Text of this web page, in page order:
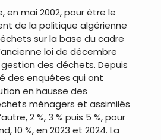
en mai 2002, pour être le
de la politique algérienne
sur la base du cadre
loi de décembre
gestion des déchets. Depuis
des enquêtes qui ont
en hausse des
ménagers et assimilés
2 %, 3 % puis 5 %, pour
10 %, en 2023 et 2024. La